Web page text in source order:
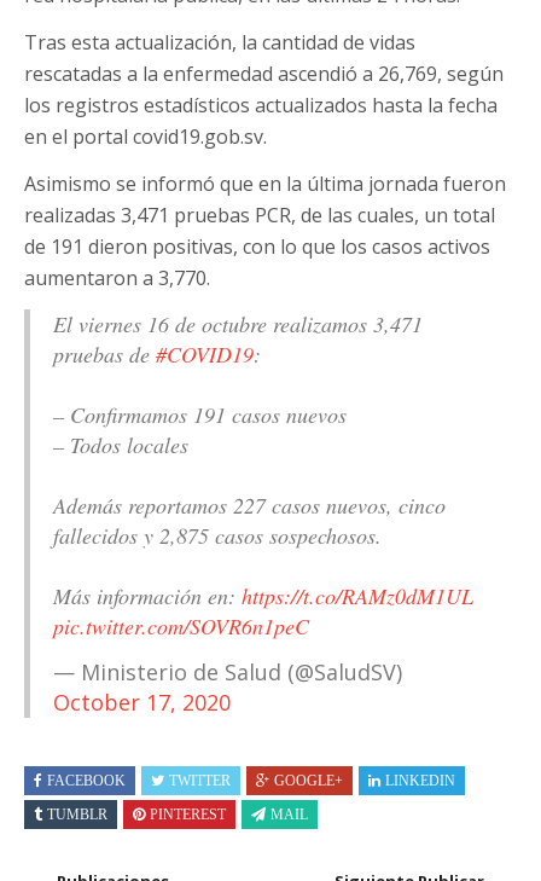
Tras esta actualización, la cantidad de vidas
rescatadas a la enfermedad ascendió a 26,769, según
los registros estadísticos actualizados hasta la fecha
en el portal covid19.gob.sv.
Asimismo se informó que en la última jornada fueron
realizadas 3,471 pruebas PCR, de las cuales, un total
de 191 dieron positivas, con lo que los casos activos
aumentaron a 3,770.
El viernes 16 de octubre realizamos 3,471
pruebas de #COVID19:
– Confirmamos 191 casos nuevos
– Todos locales
Además reportamos 227 casos nuevos, cinco
fallecidos y 2,875 casos sospechosos.
Más información en: https://t.co/RAMz0dM1UL
pic.twitter.com/SOVR6n1peC
— Ministerio de Salud (@SaludSV)
October 17, 2020
FACEBOOK TWITTER GOOGLE+
LINKEDIN
TUMBLR
PINTEREST MAIL